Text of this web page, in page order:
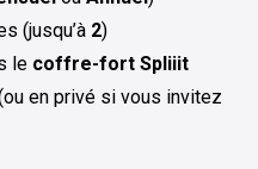
(jusqu’à 2)
le coffre-fort Spliiit
en privé si vous invitez